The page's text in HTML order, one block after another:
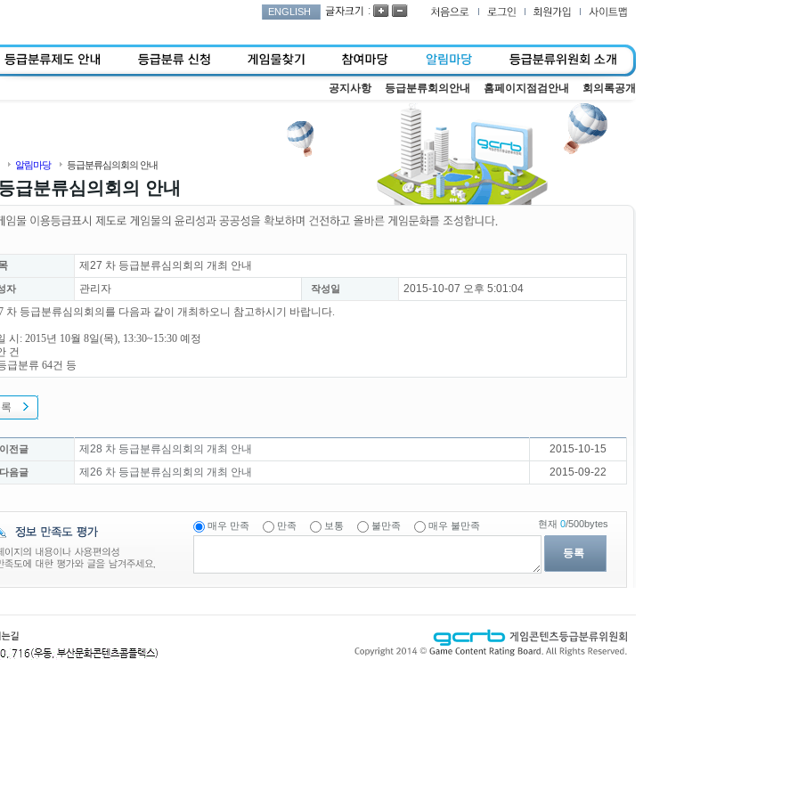
ENGLISH :
공지사항 등급분류회의안내 홈페이지점검안내 회의록공개
알림마당 등급분류심의회의 안내
급분류심의회의 안내
제27 차 등급분류심의회의 개최 안내
자 관리자 작성일
2015-10-07 오후 5:01:04
차 등급분류심의회의를 다음과 같이 개최하오니 참고하시기 바랍니다.
시: 2015년 10월 8일(목), 13:30~15:30 예정
건
분류 64건 등
전글 제28 차 등급분류심의회의 개최 안내 2015-10-15
음글 제26 차 등급분류심의회의 개최 안내 2015-09-22
매우 만족 만족 보통 불만족 매우 불만족
등록
현재 0/500bytes